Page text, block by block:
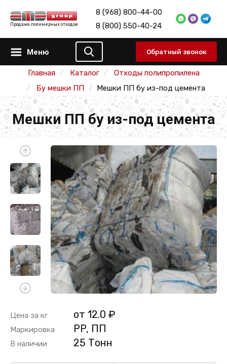
Продажа полимерных отходов
8 (968) 800-44-00
8 (800) 550-40-24
Меню Обратный звонок
Главная Каталог
Отходы полипропилена
Бу мешки ПП
Мешки ПП бу из-под цемента
Мешки ПП бу из-под цемента
Цена за кг от 12.0 ₽
Маркировка PP, ПП
В наличии 25 Тонн